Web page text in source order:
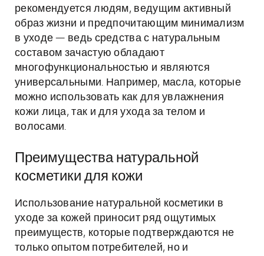
рекомендуется людям, ведущим активный
образ жизни и предпочитающим минимализм
в уходе — ведь средства с натуральным
составом зачастую обладают
многофункциональностью и являются
универсальными. Например, масла, которые
можно использовать как для увлажнения
кожи лица, так и для ухода за телом и
волосами.
Преимущества натуральной
косметики для кожи
Использование натуральной косметики в
уходе за кожей приносит ряд ощутимых
преимуществ, которые подтверждаются не
только опытом потребителей, но и